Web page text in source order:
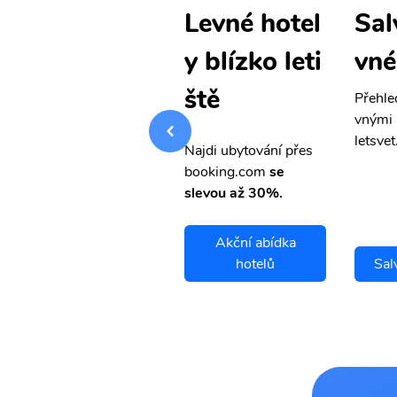
vnými letenkami od ob
Levné hotel
y blízko leti
ště
Najdi ubytování přes
booking.com se
slevou až 30%.
Akční abídka
hotelů
vnými